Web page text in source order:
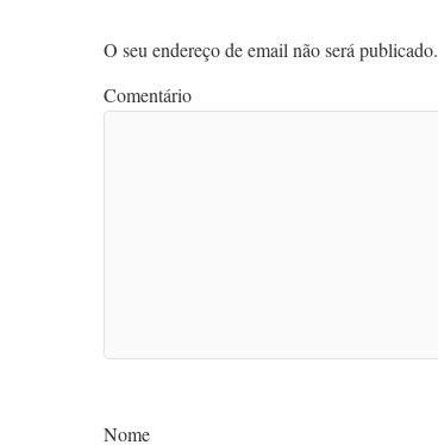
O seu endereço de email não será publicado.
Comentário
Nome